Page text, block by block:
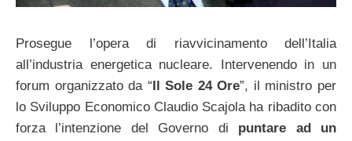
Prosegue l’opera di riavvicinamento dell’Italia
all’industria energetica nucleare. Intervenendo in un
forum organizzato da “ Il Sole 24 Ore”, il ministro per
lo Sviluppo Economico Claudio Scajola ha ribadito con
forza l’intenzione del Governo di puntare ad un